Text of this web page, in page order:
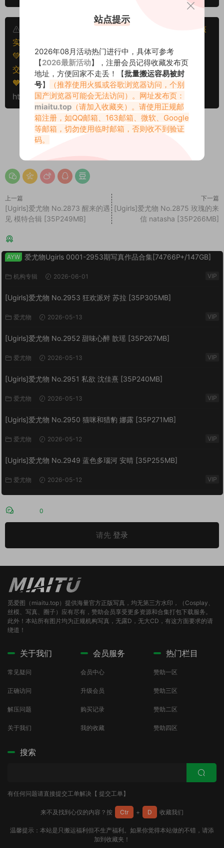
本文资源仅供个人参考学习，请勿批量搬运，一经核
实将封禁账号权限！
💚本文资源均来源网友分享，若侵犯了您的权益可以提
交工单处理。
🧡转载请注明出处！原文链接：
https://miaitu.cc/81182.html
上一篇
[Ugirls]爱尤物 No.2873 醒来的遇
见 模特合辑 [35P249MB]
下一篇
[Ugirls]爱尤物 No.2875 玫瑰的来
信 natasha [35P266MB]
AYW 爱尤物Ugirls 0001-2953期写真作品合集[74766P+/147GB]
机构专辑 2026-06-01 VIP
[Ugirls]爱尤物 No.2953 狂欢派对 苏拉 [35P305MB]
爱尤物 2026-05-13 VIP
[Ugirls]爱尤物 No.2952 甜味心醉 歆瑶 [35P267MB]
爱尤物 2026-05-13 VIP
[Ugirls]爱尤物 No.2951 私欲 沈佳熹 [35P240MB]
爱尤物 2026-05-13 VIP
[Ugirls]爱尤物 No.2950 猫咪和猎豹 娜露 [35P271MB]
爱尤物 2026-05-12 VIP
[Ugirls]爱尤物 No.2949 蓝色多瑙河 安晴 [35P255MB]
爱尤物 2026-05-12 VIP
0
请先 登录
觅爱图（miaitu.top）提供海量官方正版写真，均无第三方水印，（Cosplay、
丝模、写真、圈子）应有尽有，赞助会员享受更多资源和合集打包下载服务。
此外！本站所有图片均为正规机构写真，无露D，无大CD，有这方面要求的请
绕道！
关于我们
常见疑问
正确访问
解压问题
关于我们
会员服务
会员中心
升级会员
购买记录
我的收藏
热门栏目
赞助一区
赞助三区
赞助二区
赞助四区
搜索
有任何问题请直接提交工单解决【 提交工单】
来不及找到心仪的内容？按 Ctr + D 收藏我们
温馨提示：本站是只搬运福利但不生产福利。如果你觉得本站做的不错，请添
加到收藏夹！
站点提示
2026年08月活动热门进行中，具体可参考
【2026最新活动】，注册会员记得收藏发布页
地址，方便回家不走丢！【批量搬运容易被封
号】
（推荐使用火狐或谷歌浏览器访问，个别
国产浏览器可能会无法访问）。网址发布页：
miaitu.top （请加入收藏夹）。请使用正规邮
箱注册，如QQ邮箱、163邮箱、微软、Google
等邮箱，切勿使用临时邮箱，否则收不到验证
码。